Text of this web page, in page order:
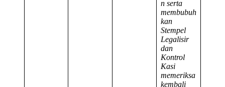
n serta
membubuh
kan
Stempel
Legalisir
dan
Kontrol
Kasi
memeriksa
kembali